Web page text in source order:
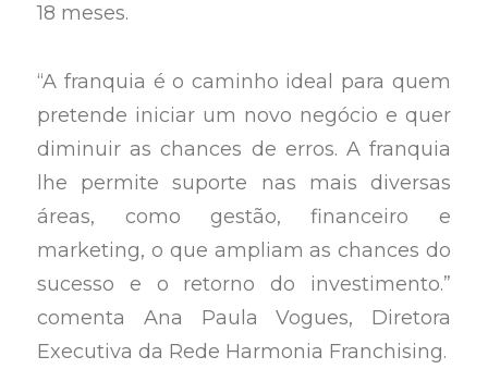
18 meses.
“A franquia é o caminho ideal para quem
pretende iniciar um novo negócio e quer
diminuir as chances de erros. A franquia
lhe permite suporte nas mais diversas
áreas, como gestão, financeiro e
marketing, o que ampliam as chances do
sucesso e o retorno do investimento.”
comenta Ana Paula Vogues, Diretora
Executiva da Rede Harmonia Franchising.